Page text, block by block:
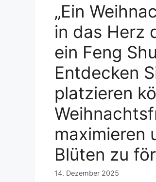
„Ein
in das Herz
ein Feng
Entdecken
platzieren
maximieren
Blüten zu
14. Dezember 2025